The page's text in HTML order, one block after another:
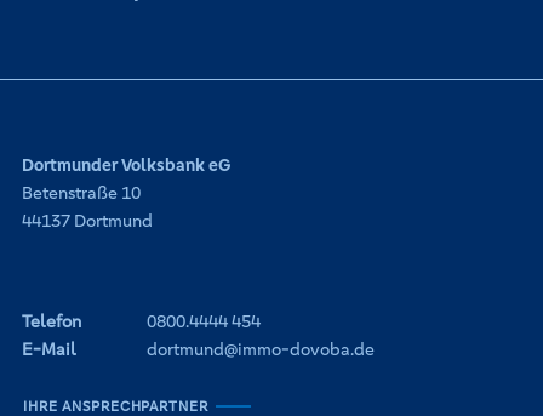
Dortmunder Volksbank eG
Betenstraße 10
44137 Dortmund
Telefon
0800.4444 454
E-Mail
dortmund@immo-dovoba.de
IHRE ANSPRECHPARTNER